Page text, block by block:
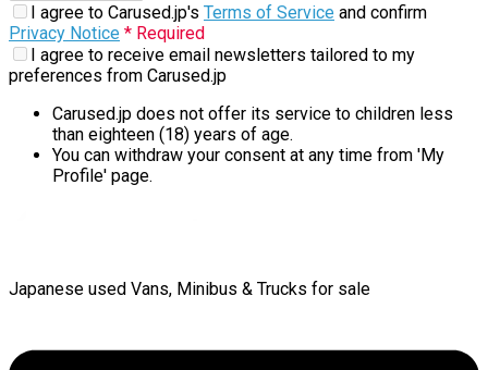
I agree to Carused.jp's Terms of Service and confirm
Privacy Notice * Required
I agree to receive email newsletters tailored to my
preferences from Carused.jp
Carused.jp does not offer its service to children less
than eighteen (18) years of age.
You can withdraw your consent at any time from 'My
Profile' page.
Japanese used Vans, Minibus & Trucks for sale